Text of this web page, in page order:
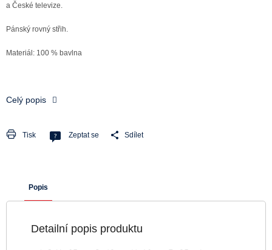
a České televize.
Pánský rovný střih.
Materiál: 100 % bavlna
Celý popis
Tisk Zeptat se Sdílet
Popis
Detailní popis produktu